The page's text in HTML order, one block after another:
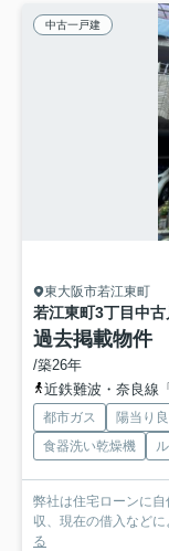
中古一戸建
東大阪市若江東町
若江東町3丁目中古
過去掲載物件
/築26年
近鉄難波・奈良線
都市ガス 陽当り
食器洗い乾燥機
弊社は住宅ローンに
収、現在の借入など
る